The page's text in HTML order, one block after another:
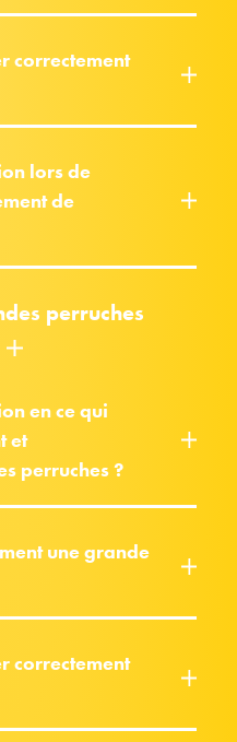
correctement
lors de
de
perruches
en ce qui
et
perruches ?
une grande
correctement